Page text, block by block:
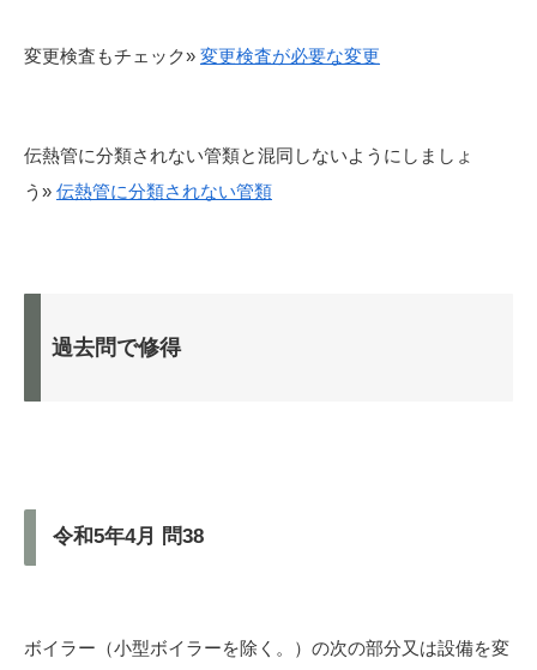
変更検査もチェック» 変更検査が必要な変更
伝熱管に分類されない管類と混同しないようにしましょ
う» 伝熱管に分類されない管類
過去問で修得
令和5年4月 問38
ボイラー（小型ボイラーを除く。）の次の部分又は設備を変